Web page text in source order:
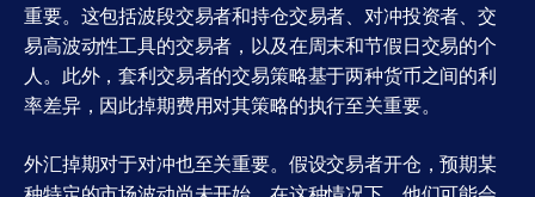
重要。这包括波段交易者和持仓交易者、对冲投资者、交
易高波动性工具的交易者，以及在周末和节假日交易的个
人。此外，套利交易者的交易策略基于两种货币之间的利
率差异，因此掉期费用对其策略的执行至关重要。
外汇掉期对于对冲也至关重要。假设交易者开仓，预期某